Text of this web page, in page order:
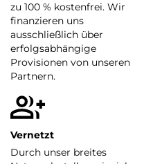
zu 100 % kostenfrei. Wir
finanzieren uns
ausschließlich über
erfolgsabhängige
Provisionen von unseren
Partnern.
Vernetzt
Durch unser breites